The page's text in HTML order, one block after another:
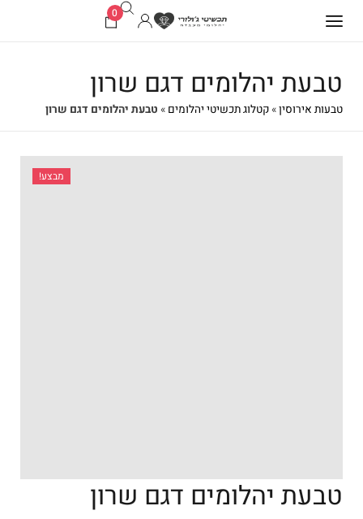
0
טבעת יהלומים דגם שרון
טבעות אירוסין»קטלוג תכשיטי יהלומים » טבעת יהלומים דגם שרון
מבצע!
טבעת יהלומים דגם שרון